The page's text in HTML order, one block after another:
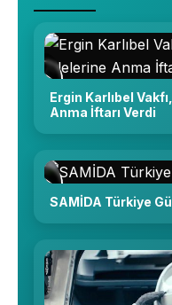
Ergin Karlıbel
Anma İftarı Verdi
SAMİDA Türkiye